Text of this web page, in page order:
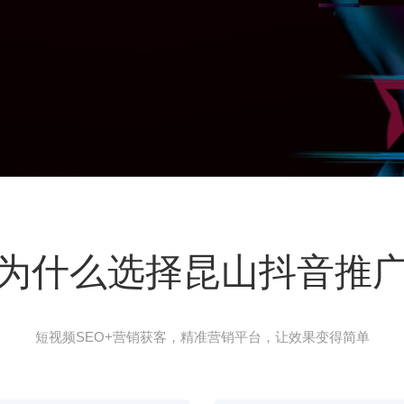
什么选择昆山抖音推
短视频SEO+营销获客，精准营销平台，让效果变得简单